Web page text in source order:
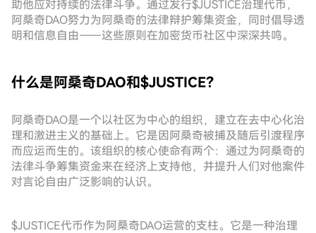
助他应对持续的法律斗争。通过发行$JUSTICE治理代币，
阿桑奇DAO努力为阿桑奇的法律辩护筹集资金，同时倡导透
明和信息自由——这些原则在加密货币社区中深深共鸣。
什么是阿桑奇DAO和$JUSTICE？
阿桑奇DAO是一个以社区为中心的组织，建立在去中心化治
理和激进主义的基础上。它是因阿桑奇被捕及随后引渡程序
而应运而生的。该组织的核心使命有两个：通过为阿桑奇的
法律斗争筹集资金来在经济上支持他，并提升人们对他案件
对言论自由广泛影响的认识。
$JUSTICE代币作为阿桑奇DAO运营的支柱。它是一种治理